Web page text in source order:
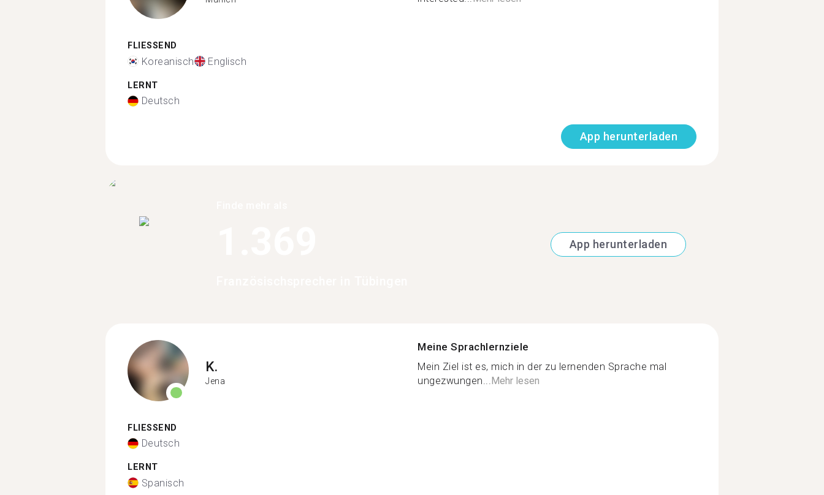
FLIESSEND
Koreanisch Englisch
LERNT
Deutsch
App herunterladen
App herunterladen
K.
Jena
FLIESSEND
Deutsch
LERNT
Spanisch
Meine Sprachlernziele
Mein Ziel ist es, mich in der zu lernenden Sprache mal
ungezwungen... Mehr lesen